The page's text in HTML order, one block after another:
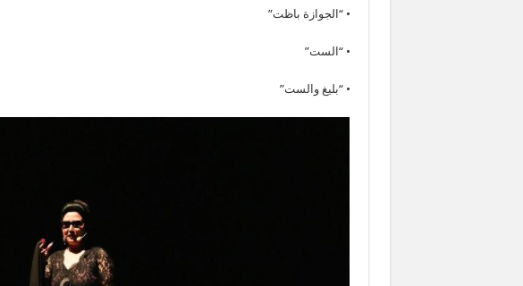
• “الجوازة باظت”
• “الست”
• “بليغ والست”